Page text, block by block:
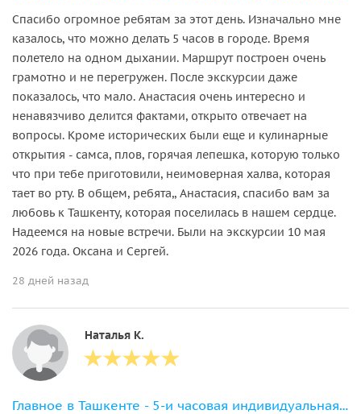
Спасибо огромное ребятам за этот день. Изначально мне
казалось, что можно делать 5 часов в городе. Время
полетело на одном дыхании. Маршрут построен очень
грамотно и не перегружен. После экскурсии даже
показалось, что мало. Анастасия очень интересно и
ненавязчиво делится фактами, открыто отвечает на
вопросы. Кроме исторических были еще и кулинарные
открытия - самса, плов, горячая лепешка, которую только
что при тебе приготовили, неимоверная халва, которая
тает во рту. В общем, ребята,, Анастасия, спасибо вам за
любовь к Ташкенту, которая поселилась в нашем сердце.
Надеемся на новые встречи. Были на экскурсии 10 мая
2026 года. Оксана и Сергей.
28 дней назад
Наталья К.
Главное в Ташкенте - 5-и часовая индивидуальная экскурсия